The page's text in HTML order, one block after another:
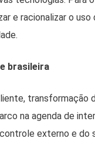
e racionalizar o
brasileira
transformação
na agenda de
externo e